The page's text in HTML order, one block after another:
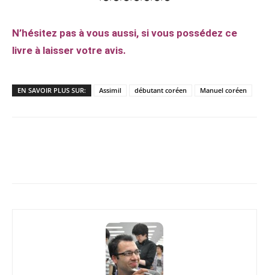
N’hésitez pas à vous aussi, si vous possédez ce
livre à laisser votre avis.
EN SAVOIR PLUS SUR: Assimil débutant coréen Manuel coréen